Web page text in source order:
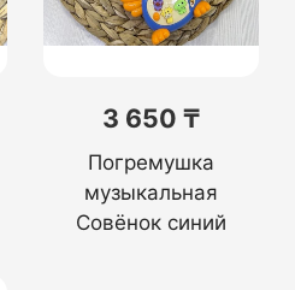
3 650 ₸
Погремушка
музыкальная
Совёнок синий